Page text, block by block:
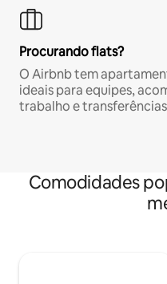
Procurando flats?
O Airbnb tem
ideais para equipes,
trabalho e
Comodidades